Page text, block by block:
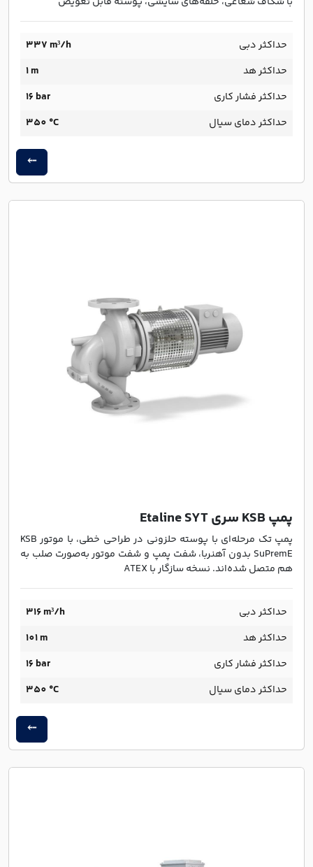
حداکثر دبی
337 m³/h
حداکثر هد
1 m
حداکثر فشار کاری
16 bar
حداکثر دمای سیال
350 °C
پمپ KSB سری Etaline SYT
پمپ تک مرحله‌ای با پوسته حلزونی در طراحی خطی، با موتور KSB
SuPremE بدون آهنربا، شفت پمپ و شفت موتور به‌صورت صلب به
هم متصل شده‌اند. نسخه سازگار با ATEX
حداکثر دبی
۳۱۶ m³/h
حداکثر هد
101 m
حداکثر فشار کاری
16 bar
حداکثر دمای سیال
350 °C